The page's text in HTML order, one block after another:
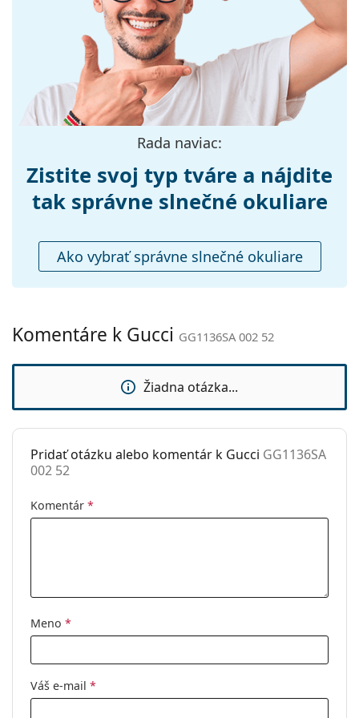
140 mm
Dĺžka stranice:
150 mm
Šírka mostíka:
21 mm
Hmotnosť:
280 g
Nie
Flexi pánt:
Nie
Príslušenstvo
handrička:
Ostatné
Kategória:
Slnečné okuliare
Značka:
Gucci
Kód:
GG1136SA 002 52
Rada naviac:
Zistite svoj typ tváre a nájdite
tak správne slnečné okuliare
Ako vybrať správne slnečné okuliare
Komentáre k Gucci GG1136SA 002 52
Žiadna otázka...
Pridať otázku alebo komentár k Gucci GG1136SA
002 52
Komentár *
Meno *
Váš e-mail *